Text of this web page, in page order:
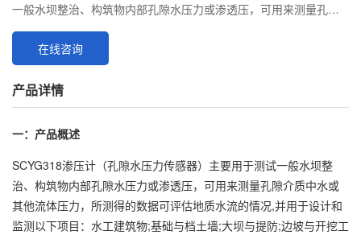
一般水坝整治、构筑物内部孔隙水压力或渗透压，可用来测量孔隙
介质中水或其他流体压力，所测得的数据可
在线咨询
产品详情
一：产品概述
SCYG318渗压计（孔隙水压力传感器）主要用于测试一般水坝整
治、构筑物内部孔隙水压力或渗透压，可用来测量孔隙介质中水或
其他流体压力，所测得的数据可评估地质水流的情况,并用于设计和
监测以下项目：水工建筑物;基础与档土墙;大坝与提防;边坡与开挖工